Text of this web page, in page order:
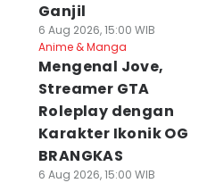
Ganjil
6 Aug 2026, 15:00 WIB
Anime & Manga
Mengenal Jove,
Streamer GTA
Roleplay dengan
Karakter Ikonik OG
BRANGKAS
6 Aug 2026, 15:00 WIB